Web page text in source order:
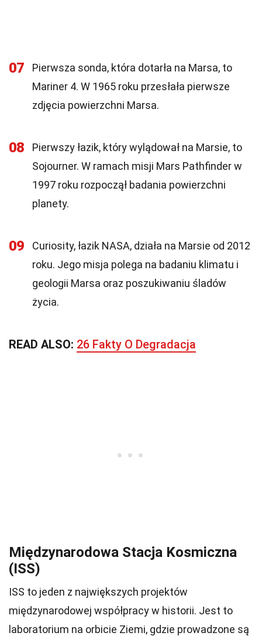
07
Pierwsza sonda, która dotarła na Marsa, to
Mariner 4. W 1965 roku przesłała pierwsze
zdjęcia powierzchni Marsa.
08
Pierwszy łazik, który wylądował na Marsie, to
Sojourner. W ramach misji Mars Pathfinder w
1997 roku rozpoczął badania powierzchni
planety.
09
Curiosity, łazik NASA, działa na Marsie od 2012
roku. Jego misja polega na badaniu klimatu i
geologii Marsa oraz poszukiwaniu śladów
życia.
READ ALSO: 26 Fakty O Degradacja
Międzynarodowa Stacja Kosmiczna
(ISS)
ISS to jeden z największych projektów
międzynarodowej współpracy w historii. Jest to
laboratorium na orbicie Ziemi, gdzie prowadzone są